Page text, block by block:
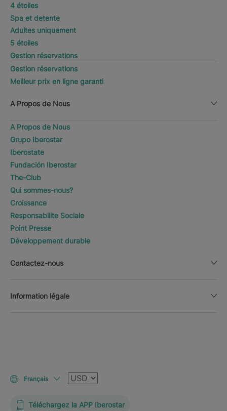
4 étoiles
Spa et detente
Adultes uniquement
5 étoiles
Gestion réservations
Gestion réservations
Meilleur prix en ligne garanti
A Propos de Nous
A Propos de Nous
Grupo Iberostar
Iberostate
Fundación Iberostar
The-Club
Qui sommes-nous?
Croissance
Responsabilite Sociale
Point Presse
Développement durable
Contactez-nous
Information légale
Français Devise
Téléchargez la APP Iberostar